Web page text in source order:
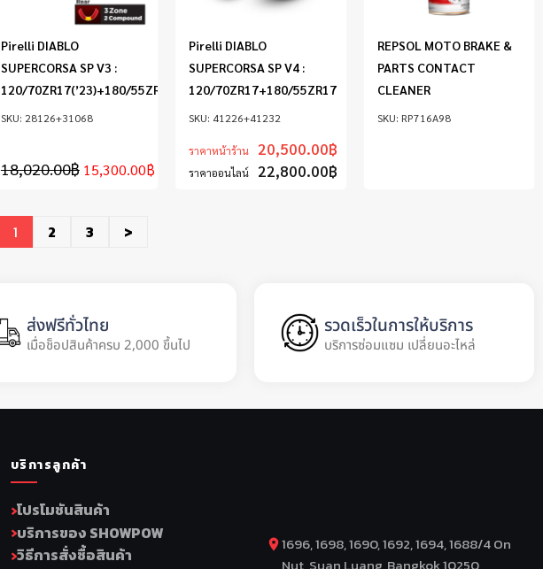
28126+31068
Pirelli DIABLO
SUPERCORSA SP V3 :
120/70ZR17(’23)+180/55ZR17(’22)
18,020.00฿ 15,300.00฿
41226+41232
Pirelli DIABLO
SUPERCORSA SP V4 :
120/70ZR17+180/55ZR17
ราคาหน้าร้าน 20,500.00฿
ราคาออนไลน์ 22,800.00฿
RP716A98
REPSOL MOTO BRAKE &
PARTS CONTACT
CLEANER
1 2 3 >
ส่งฟรีทั่วไทย
เมื่อช็อปสินค้าครบ 2,000 ขึ้นไป
รวดเร็วในการให้บริการ
บริการซ่อมแซม เปลี่ยนอะไหล่
บริการลูกค้า
โปรโมชันสินค้า
บริการของ SHOWPOW
วิธีการสั่งซื้อสินค้า
1696, 1698, 1690, 1692, 1694, 1688/4 On
Nut, Suan Luang, Bangkok 10250